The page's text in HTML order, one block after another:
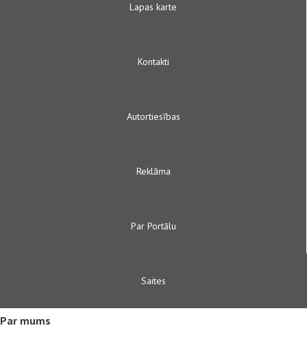
Lapas karte
Kontakti
Autortiesības
Reklāma
Par Portālu
Saites
Par mums